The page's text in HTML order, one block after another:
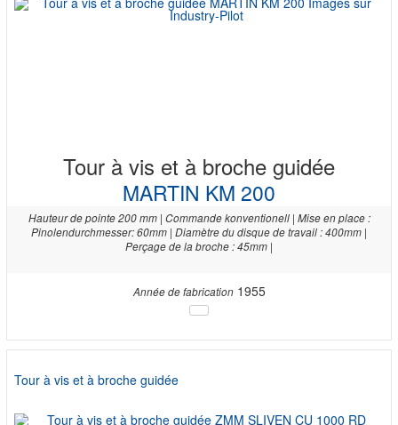
Tour à vis et à broche guidée
MARTIN KM 200
Hauteur de pointe 200 mm | Commande konventionell | Mise en place :
Pinolendurchmesser: 60mm | Diamètre du disque de travail : 400mm |
Perçage de la broche : 45mm |
Année de fabrication1955
Tour à vis et à broche guidée